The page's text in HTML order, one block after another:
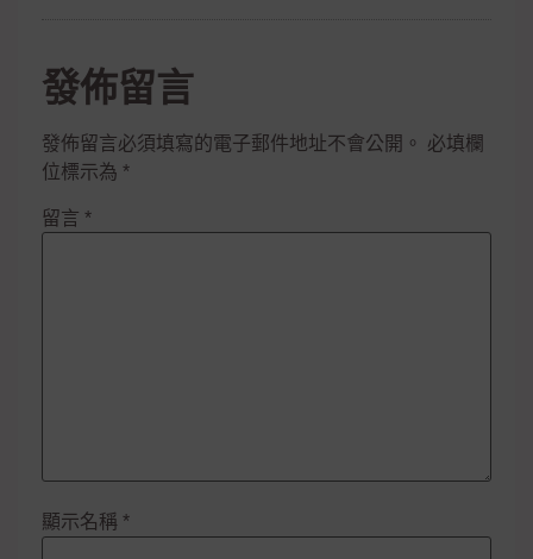
發佈留言
發佈留言必須填寫的電子郵件地址不會公開。
必填欄
位標示為 *
留言 *
顯示名稱 *